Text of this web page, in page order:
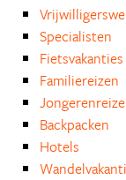
Specialisten
Fietsvakanties
Familiereizen
Backpacken
Hotels